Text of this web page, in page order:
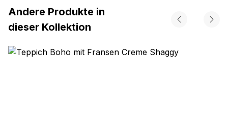
Andere Produkte in
dieser Kollektion